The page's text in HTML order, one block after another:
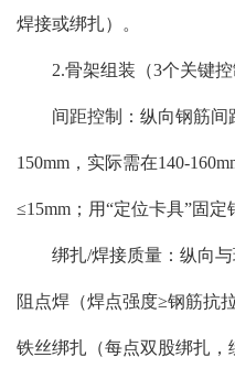
焊接或绑扎）。
2.骨架组装（3个关键控
间距控制：纵向钢筋间
150mm，实际需在140-
≤15mm；用“定位卡具”固
绑扎/焊接质量：纵向与
阻点焊（焊点强度≥钢筋抗
铁丝绑扎（每点双股绑扎